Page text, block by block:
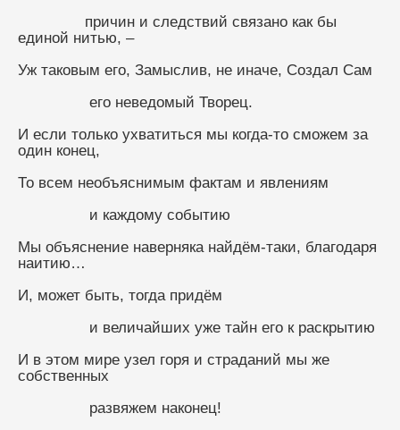
единой нитью, –
Уж таковым его, Замыслив, не иначе, Создал Сам
                его неведомый Творец.
И если только ухватиться мы когда-то сможем за
один конец,
То всем необъяснимым фактам и явлениям
                и каждому событию
Мы объяснение наверняка найдём-таки, благодаря
наитию…
И, может быть, тогда придём
                и величайших уже тайн его к раскрытию
И в этом мире узел горя и страданий мы же
собственных
                развяжем наконец!